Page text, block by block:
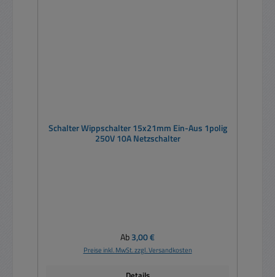
Schalter Wippschalter 15x21mm Ein-Aus 1polig
250V 10A Netzschalter
Regulärer Preis:
Ab3,00 €
Preise inkl. MwSt. zzgl. Versandkosten